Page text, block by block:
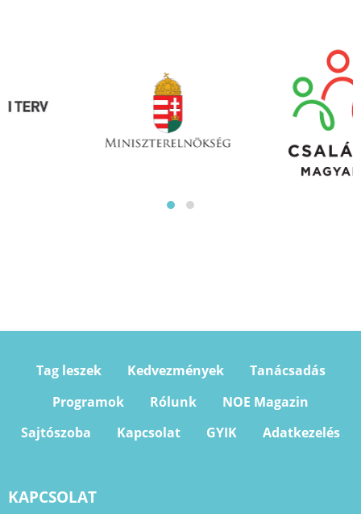
Tag leszek Kedvezmények
Tanácsadás
Programok
Rólunk
NOE Magazin
Sajtószoba
Kapcsolat GYIK Adatkezelés
KAPCSOLAT